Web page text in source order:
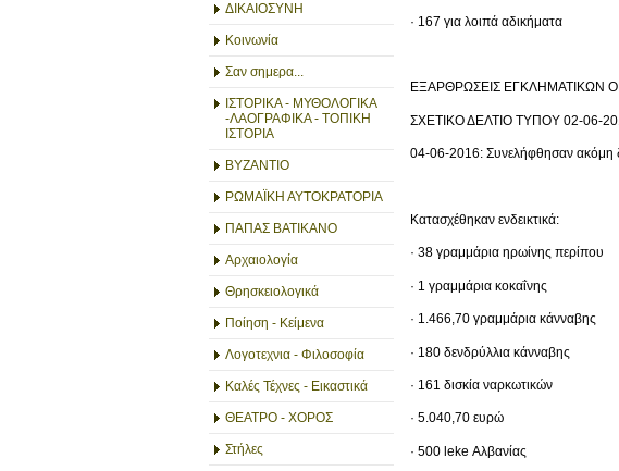
ΔΙΚΑΙΟΣΥΝΗ
Κοινωνία
Σαν σημερα...
ΙΣΤΟΡΙΚΑ - ΜΥΘΟΛΟΓΙΚΑ
-ΛΑΟΓΡΑΦΙΚΑ - ΤΟΠΙΚΗ
ΙΣΤΟΡΙΑ
ΒΥΖΑΝΤΙΟ
ΡΩΜΑΪΚΗ ΑΥΤΟΚΡΑΤΟΡΙΑ
ΠΑΠΑΣ ΒΑΤΙΚΑΝΟ
Αρχαιολογία
Θρησκειολογικά
Ποίηση - Κείμενα
Λογοτεχνια - Φιλοσοφία
Καλές Τέχνες - Εικαστικά
ΘΕΑΤΡΟ - ΧΟΡΟΣ
Στήλες
· 167 για λοιπά αδικήματα
ΕΞΑΡΘΡΩΣΕΙΣ ΕΓΚΛΗΜΑΤΙΚΩΝ
ΣΧΕΤΙΚΟ ΔΕΛΤΙΟ ΤΥΠΟΥ 02-06-
04-06-2016: Συνελήφθησαν ακόμη
Κατασχέθηκαν ενδεικτικά:
· 38 γραμμάρια ηρωίνης περίπου
· 1 γραμμάρια κοκαΐνης
· 1.466,70 γραμμάρια κάνναβης
· 180 δενδρύλλια κάνναβης
· 161 δισκία ναρκωτικών
· 5.040,70 ευρώ
· 500 leke Αλβανίας